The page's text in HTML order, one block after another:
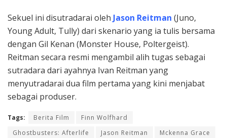
Sekuel ini disutradarai oleh Jason Reitman (Juno,
Young Adult, Tully) dari skenario yang ia tulis bersama
dengan Gil Kenan (Monster House, Poltergeist).
Reitman secara resmi mengambil alih tugas sebagai
sutradara dari ayahnya Ivan Reitman yang
menyutradarai dua film pertama yang kini menjabat
sebagai produser.
Tags: Berita Film
Finn Wolfhard
Ghostbusters: Afterlife
Jason Reitman
Mckenna Grace